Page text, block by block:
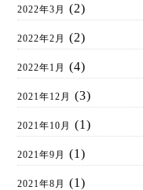
2022年3月 (2)
2022年2月 (2)
2022年1月 (4)
2021年12月 (3)
2021年10月 (1)
2021年9月 (1)
2021年8月 (1)